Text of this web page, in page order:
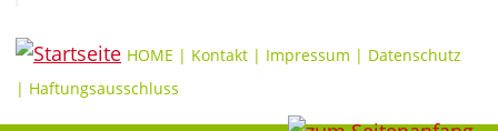
HOME | Kontakt | Impressum | Datenschutz
| Haftungsausschluss